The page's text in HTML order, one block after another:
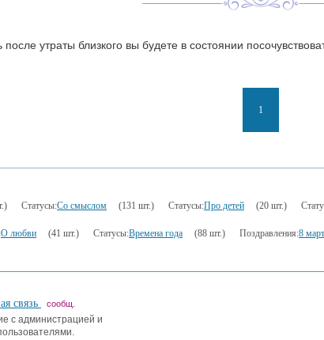
утраты близкого вы будете в состоянии
1
Статусы:Со смыслом (131 шт.) Статусы:Про детей (20 шт.)
О любви (41 шт.) Статусы:Времена года (88 шт.) Поздравления:8
связь сообщ.
с администрацией и